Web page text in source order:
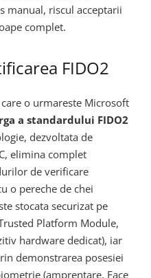
manual, riscul acceptarii
complet.
FIDO2
o urmareste Microsoft
a standardului FIDO2
dezvoltata de
elimina complet
de verificare
o pereche de chei
stocata securizat pe
Platform Module,
hardware dedicat), iar
demonstrarea posesiei
(amprentare, Face